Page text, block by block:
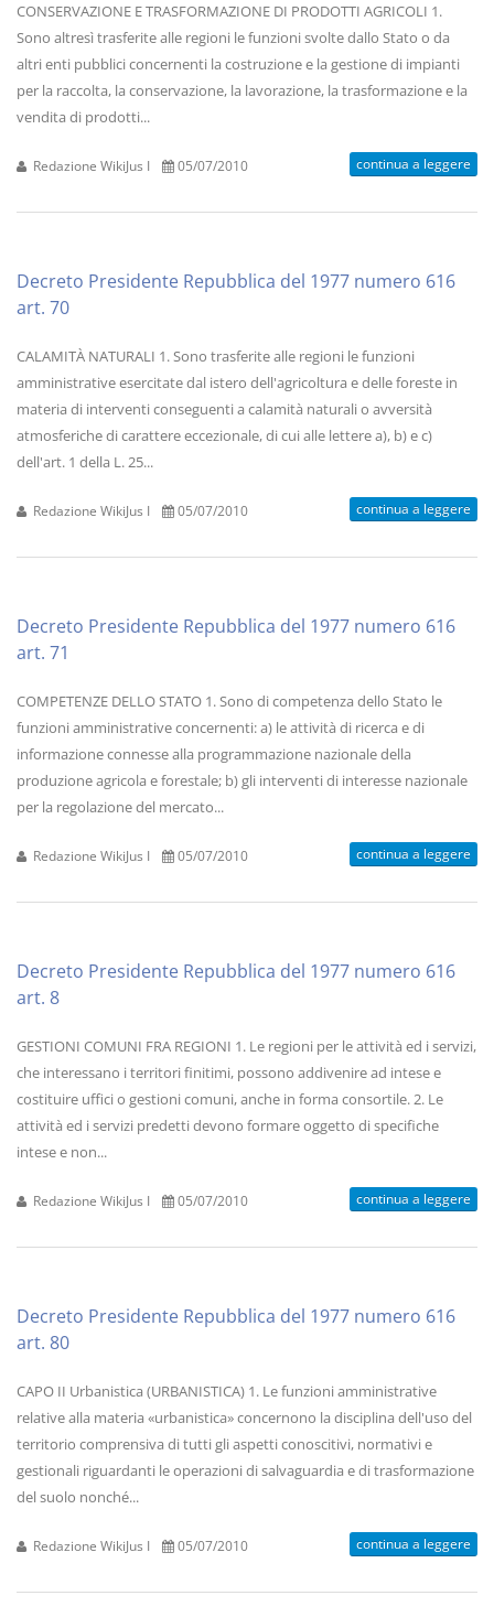
CONSERVAZIONE E TRASFORMAZIONE DI PRODOTTI AGRICOLI 1.
Sono altresì trasferite alle regioni le funzioni svolte dallo Stato o da
altri enti pubblici concernenti la costruzione e la gestione di impianti
per la raccolta, la conservazione, la lavorazione, la trasformazione e la
vendita di prodotti...
Redazione WikiJus I 05/07/2010 continua a leggere
Decreto Presidente Repubblica del 1977 numero 616
art. 70
CALAMITÀ NATURALI 1. Sono trasferite alle regioni le funzioni
amministrative esercitate dal istero dell'agricoltura e delle foreste in
materia di interventi conseguenti a calamità naturali o avversità
atmosferiche di carattere eccezionale, di cui alle lettere a), b) e c)
dell'art. 1 della L. 25...
Redazione WikiJus I 05/07/2010 continua a leggere
Decreto Presidente Repubblica del 1977 numero 616
art. 71
COMPETENZE DELLO STATO 1. Sono di competenza dello Stato le
funzioni amministrative concernenti: a) le attività di ricerca e di
informazione connesse alla programmazione nazionale della
produzione agricola e forestale; b) gli interventi di interesse nazionale
per la regolazione del mercato...
Redazione WikiJus I 05/07/2010 continua a leggere
Decreto Presidente Repubblica del 1977 numero 616
art. 8
GESTIONI COMUNI FRA REGIONI 1. Le regioni per le attività ed i servizi,
che interessano i territori finitimi, possono addivenire ad intese e
costituire uffici o gestioni comuni, anche in forma consortile. 2. Le
attività ed i servizi predetti devono formare oggetto di specifiche
intese e non...
Redazione WikiJus I 05/07/2010 continua a leggere
Decreto Presidente Repubblica del 1977 numero 616
art. 80
CAPO II Urbanistica (URBANISTICA) 1. Le funzioni amministrative
relative alla materia «urbanistica» concernono la disciplina dell'uso del
territorio comprensiva di tutti gli aspetti conoscitivi, normativi e
gestionali riguardanti le operazioni di salvaguardia e di trasformazione
del suolo nonché...
Redazione WikiJus I 05/07/2010 continua a leggere